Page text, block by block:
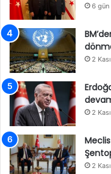
6 gün
2
2
Meclis
2